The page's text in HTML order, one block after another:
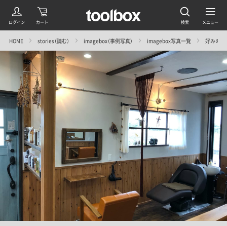
HOME stories（読む） imagebox（事例写真） imagebox写真一覧 好みの